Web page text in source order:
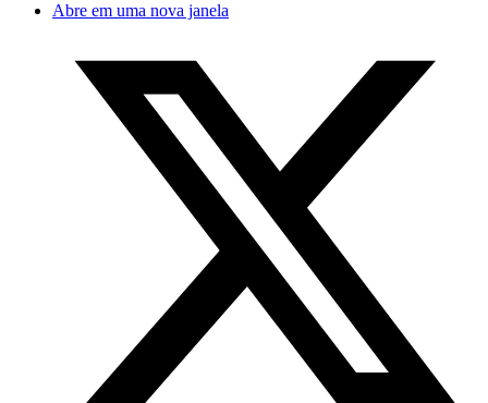
Abre em uma nova janela